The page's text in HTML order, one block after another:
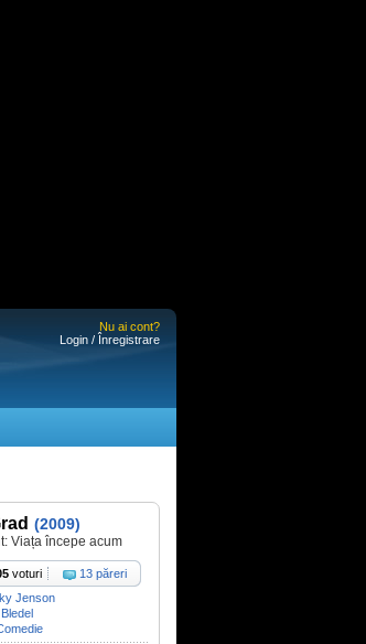
Nu ai cont?
Login / Înregistrare
(2009)
Viața începe acum
voturi
13 păreri
Jenson